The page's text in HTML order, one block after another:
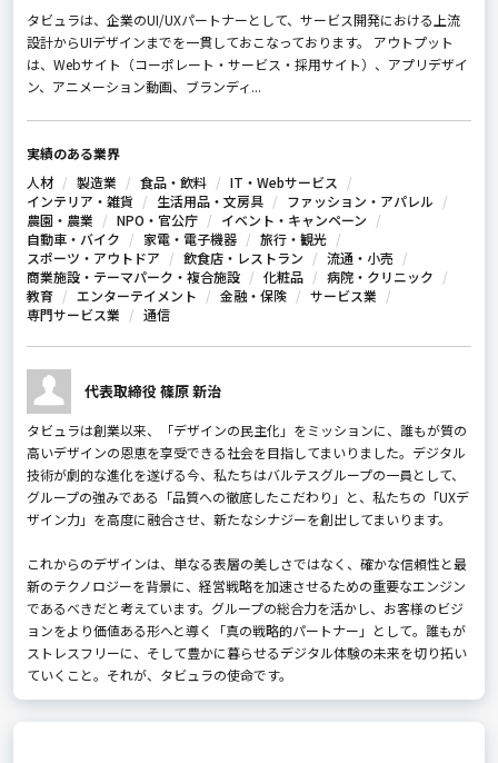
タビュラは、企業のUI/UXパートナーとして、サービス開発における上流
設計からUIデザインまでを一貫しておこなっております。 アウトプット
は、Webサイト（コーポレート・サービス・採用サイト）、アプリデザイ
ン、アニメーション動画、ブランディ...
実績のある業界
人材
製造業 食品・飲料
IT・Webサービス
インテリア・雑貨
生活用品・文房具
ファッション・アパレル
農園・農業
NPO・官公庁
イベント・キャンペーン
自動車・バイク
家電・電子機器
旅行・観光
スポーツ・アウトドア
飲食店・レストラン
流通・小売
商業施設・テーマパーク・複合施設
化粧品
病院・クリニック
教育
エンターテイメント 金融・保険
サービス業
専門サービス業
通信
代表取締役 篠原 新治
タビュラは創業以来、「デザインの民主化」をミッションに、誰もが質の
高いデザインの恩恵を享受できる社会を目指してまいりました。デジタル
技術が劇的な進化を遂げる今、私たちはバルテスグループの一員として、
グループの強みである「品質への徹底したこだわり」と、私たちの「UXデ
ザイン力」を高度に融合させ、新たなシナジーを創出してまいります。
これからのデザインは、単なる表層の美しさではなく、確かな信頼性と最
新のテクノロジーを背景に、経営戦略を加速させるための重要なエンジン
であるべきだと考えています。グループの総合力を活かし、お客様のビジ
ョンをより価値ある形へと導く「真の戦略的パートナー」として。誰もが
ストレスフリーに、そして豊かに暮らせるデジタル体験の未来を切り拓い
ていくこと。それが、タビュラの使命です。